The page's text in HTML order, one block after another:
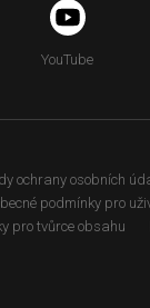
YouTube
ochrany osobních
podmínky pro
pro tvůrce obsahu